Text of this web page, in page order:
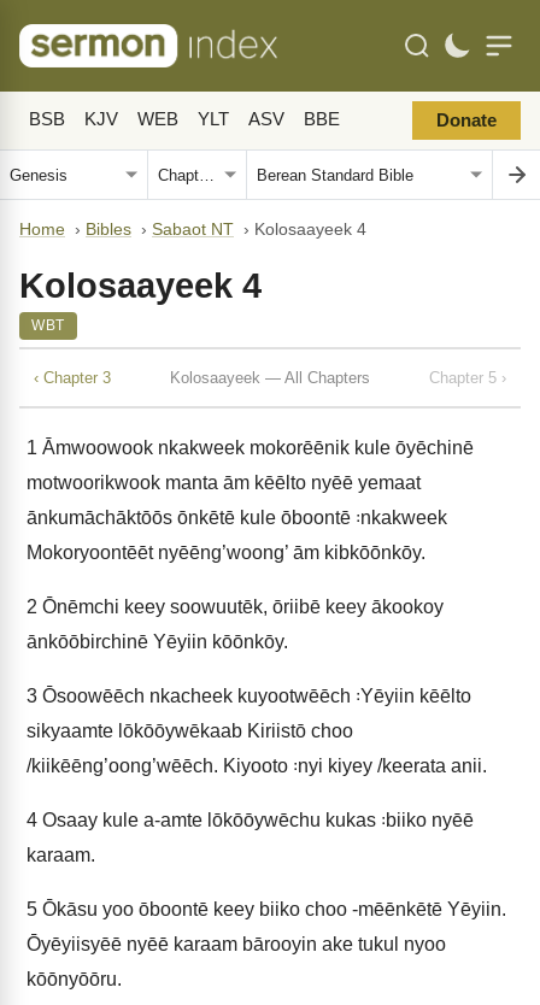
BSB KJV WEB YLT ASV BBE Donate
Home › Bibles › Sabaot NT › Kolosaayeek 4
Kolosaayeek 4
WBT
‹ Chapter 3 Kolosaayeek — All Chapters Chapter 5 ›
1 Āmwoowook nkakweek mokorēēnik kule ōyēchinē
motwoorikwook manta ām kēēlto nyēē yemaat
ānkumāchāktōōs ōnkētē kule ōboontē ꞉nkakweek
Mokoryoontēēt nyēēng’woong’ ām kibkōōnkōy.
2 Ōnēmchi keey soowuutēk, ōriibē keey ākookoy
ānkōōbirchinē Yēyiin kōōnkōy.
3 Ōsoowēēch nkacheek kuyootwēēch ꞉Yēyiin kēēlto
sikyaamte lōkōōywēkaab Kiriistō choo
/kiikēēng’oong’wēēch. Kiyooto ꞉nyi kiyey /keerata anii.
4 Osaay kule a-amte lōkōōywēchu kukas ꞉biiko nyēē
karaam.
5 Ōkāsu yoo ōboontē keey biiko choo ‑mēēnkētē Yēyiin.
Ōyēyiisyēē nyēē karaam bārooyin ake tukul nyoo
kōōnyōōru.